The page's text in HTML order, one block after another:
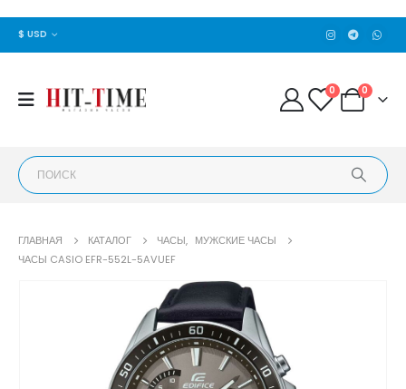
$ USD
0 0
ГЛАВНАЯ КАТАЛОГ ЧАСЫ, МУЖСКИЕ ЧАСЫ
ЧАСЫ CASIO EFR-552L-5AVUEF